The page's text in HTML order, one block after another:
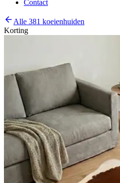
Contact
Alle 381 koeienhuiden
Korting